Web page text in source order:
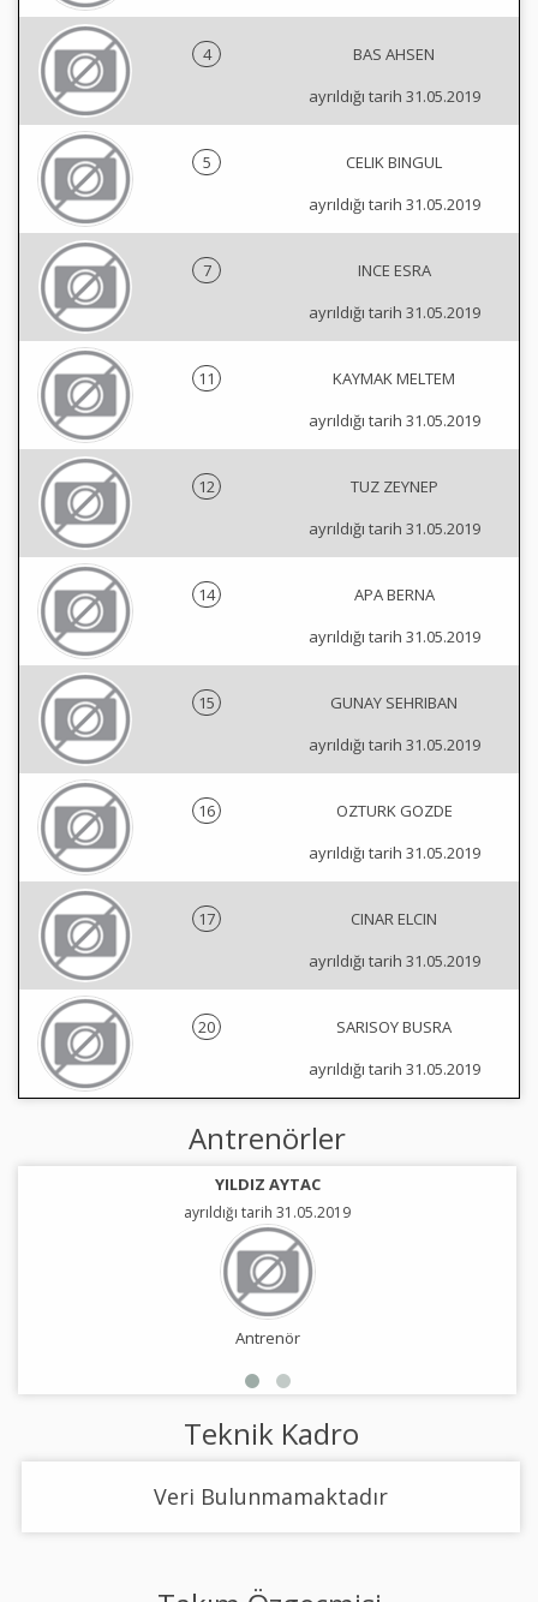
4
BAS AHSEN
ayrıldığı tarih 31.05.2019
5
CELIK BINGUL
ayrıldığı tarih 31.05.2019
7
INCE ESRA
ayrıldığı tarih 31.05.2019
11
KAYMAK MELTEM
ayrıldığı tarih 31.05.2019
12
TUZ ZEYNEP
ayrıldığı tarih 31.05.2019
14
APA BERNA
ayrıldığı tarih 31.05.2019
15
GUNAY SEHRIBAN
ayrıldığı tarih 31.05.2019
16
OZTURK GOZDE
ayrıldığı tarih 31.05.2019
17
CINAR ELCIN
ayrıldığı tarih 31.05.2019
20
SARISOY BUSRA
ayrıldığı tarih 31.05.2019
Antrenörler
YILDIZ AYTAC
ayrıldığı tarih 31.05.2019
Antrenör
Teknik Kadro
Veri Bulunmamaktadır